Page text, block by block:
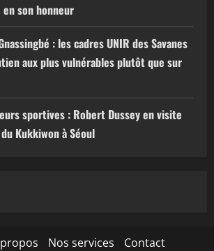
son honneur
: les cadres UNIR des Savanes
aux plus vulnérables plutôt que sur
sportives : Robert Dussey en visite
Kukkiwon à Séoul
Nos services
Contact